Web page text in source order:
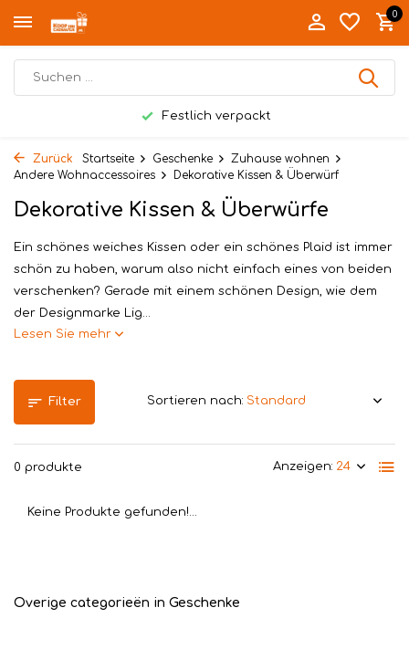
0
Festlich verpackt
Zurück Startseite Geschenke
Zuhause wohnen
Andere Wohnaccessoires
Dekorative Kissen & Überwürf
Dekorative Kissen & Überwürfe
Ein schönes weiches Kissen oder ein schönes Plaid ist immer
schön zu haben, warum also nicht einfach eines von beiden
verschenken? Gerade mit einem schönen Design, wie dem
der Designmarke Lig...
Lesen Sie mehr
Filter
0 produkte Anzeigen:
Sortieren nach:
Keine Produkte gefunden!...
Overige categorieën in Geschenke